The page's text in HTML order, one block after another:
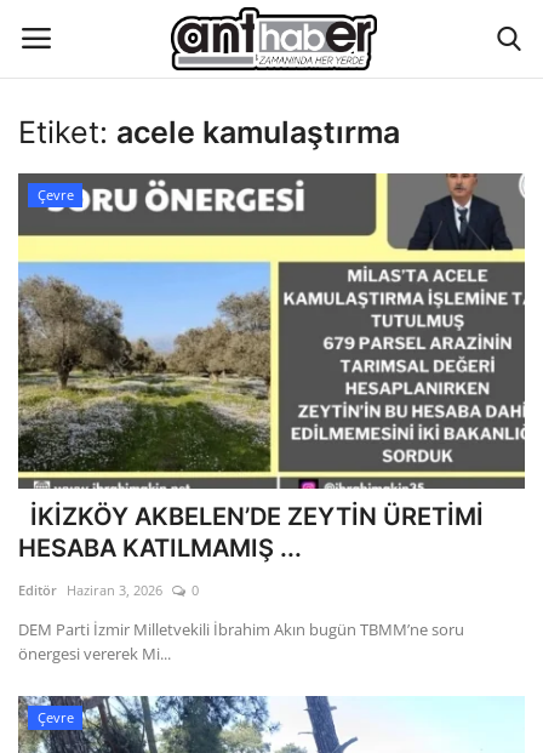
Aktüel Magazin
Hakkımızda
İletişim
Asayiş
Çevre
Gizlilik Politikası
Reklam ve İşbirliği
Bodrum Trafik Yoğunluk Haritası
Etiket: acele kamulaştırma
Çevre
İKİZKÖY AKBELEN’DE ZEYTİN ÜRETİMİ
HESABA KATILMAMIŞ ...
Editör Haziran 3, 2026 0
DEM Parti İzmir Milletvekili İbrahim Akın bugün TBMM’ne soru
önergesi vererek Mi...
Çevre